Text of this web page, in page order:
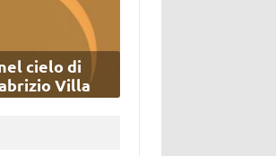
cielo di
Villa